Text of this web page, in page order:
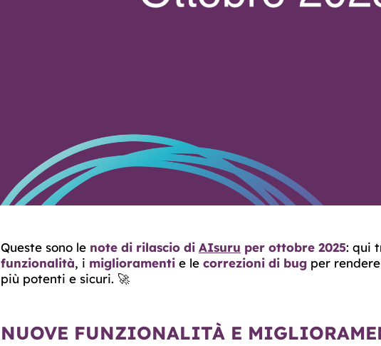
Queste sono le note di rilascio di AIsuru per ottobre 2025: qui
funzionalità, i miglioramenti e le correzioni di bug per
più potenti e sicuri. 🚀
NUOVE FUNZIONALITÀ E